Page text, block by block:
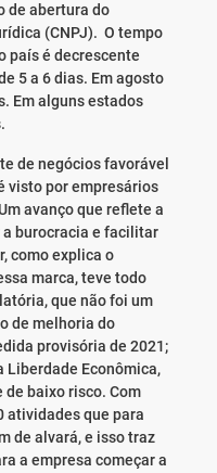
de abertura do
(CNPJ). O tempo
país é decrescente
5 a 6 dias. Em agosto
Em alguns estados
de negócios favorável
visto por empresários
avanço que reflete a
burocracia e facilitar
como explica o
marca, teve todo
que não foi um
de melhoria do
provisória de 2021;
Liberdade Econômica,
baixo risco. Com
atividades que para
de alvará, e isso traz
a empresa começar a